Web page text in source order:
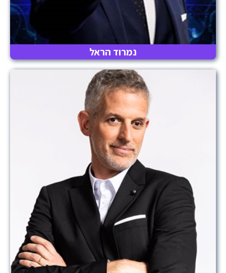
נמרוד הראל